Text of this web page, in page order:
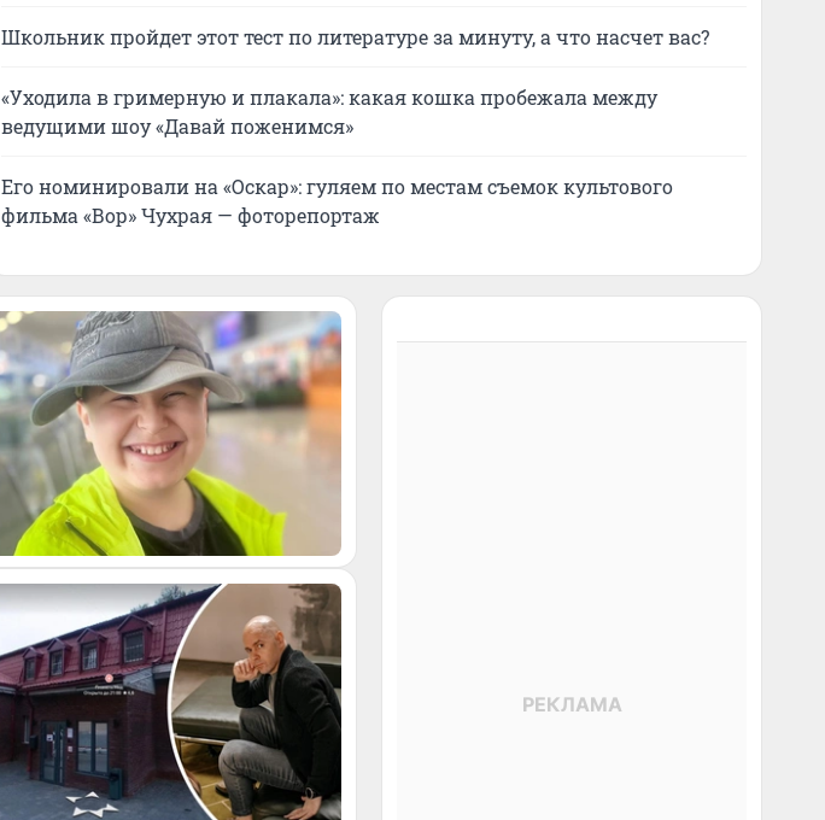
Школьник пройдет этот тест по литературе за минуту, а что насчет вас?
«Уходила в гримерную и плакала»: какая кошка пробежала между
ведущими шоу «Давай поженимся»
Его номинировали на «Оскар»: гуляем по местам съемок культового
фильма «Вор» Чухрая — фоторепортаж